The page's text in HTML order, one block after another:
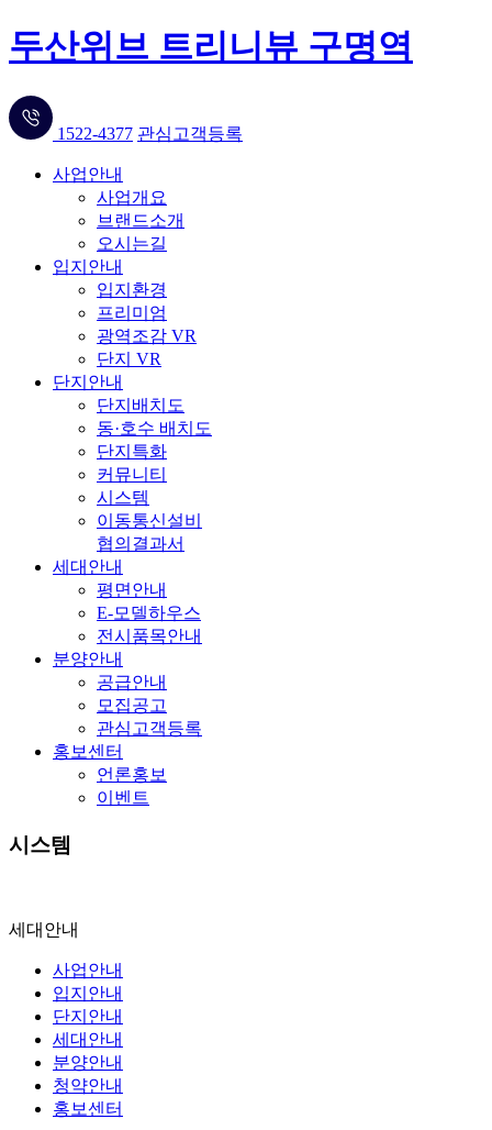
두산위브 트리니뷰 구명역
1522-4377 관심고객등록
사업안내
사업개요
브랜드소개
오시는길
입지안내
입지환경
프리미엄
광역조감 VR
단지 VR
단지안내
단지배치도
동·호수 배치도
단지특화
커뮤니티
시스템
이동통신설비
협의결과서
세대안내
평면안내
E-모델하우스
전시품목안내
분양안내
공급안내
모집공고
관심고객등록
홍보센터
언론홍보
이벤트
시스템
세대안내
사업안내
입지안내
단지안내
세대안내
분양안내
청약안내
홍보센터